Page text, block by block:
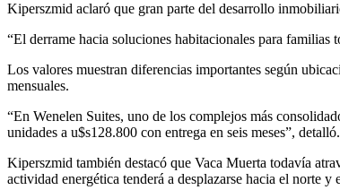
Kiperszmid aclaró que gran parte del desarrollo
“El derrame hacia soluciones habitacionales para
Los valores muestran diferencias importantes según
mensuales.
“En Wenelen Suites, uno de los complejos más
unidades a u$s128.800 con entrega en seis meses”, detalló.
Kiperszmid también destacó que Vaca Muerta todavía
actividad energética tenderá a desplazarse hacia el norte